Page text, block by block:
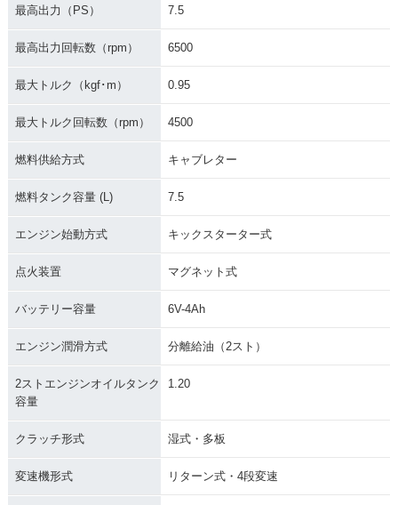
最高出力（PS） 7.5
最高出力回転数（rpm） 6500
最大トルク（kgf･m） 0.95
最大トルク回転数（rpm） 4500
燃料供給方式 キャブレター
燃料タンク容量 (L) 7.5
エンジン始動方式 キックスターター式
点火装置 マグネット式
バッテリー容量 6V-4Ah
エンジン潤滑方式 分離給油（2スト）
2ストエンジンオイルタンク
容量
1.20
クラッチ形式 湿式・多板
変速機形式 リターン式・4段変速